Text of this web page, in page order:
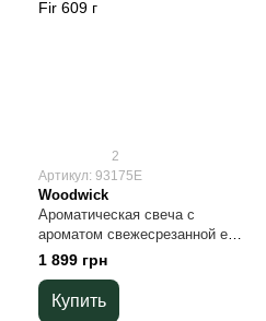
2
Артикул: 93175E
Woodwick
Ароматическая свеча с
ароматом свежесрезанной ели
Woodwick Large Frasier Fir 609 г
1 899 грн
Купить